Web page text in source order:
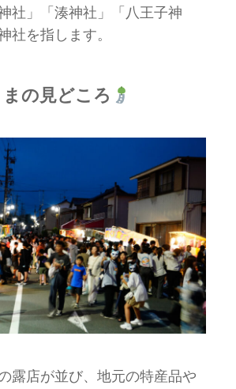
社」「湊神社」「八王子神
社を指します。
の見どころ
露店が並び、地元の特産品や